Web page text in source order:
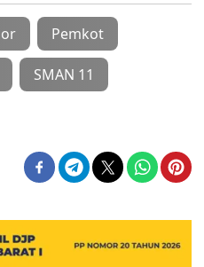
Pemkot
SMAN 11